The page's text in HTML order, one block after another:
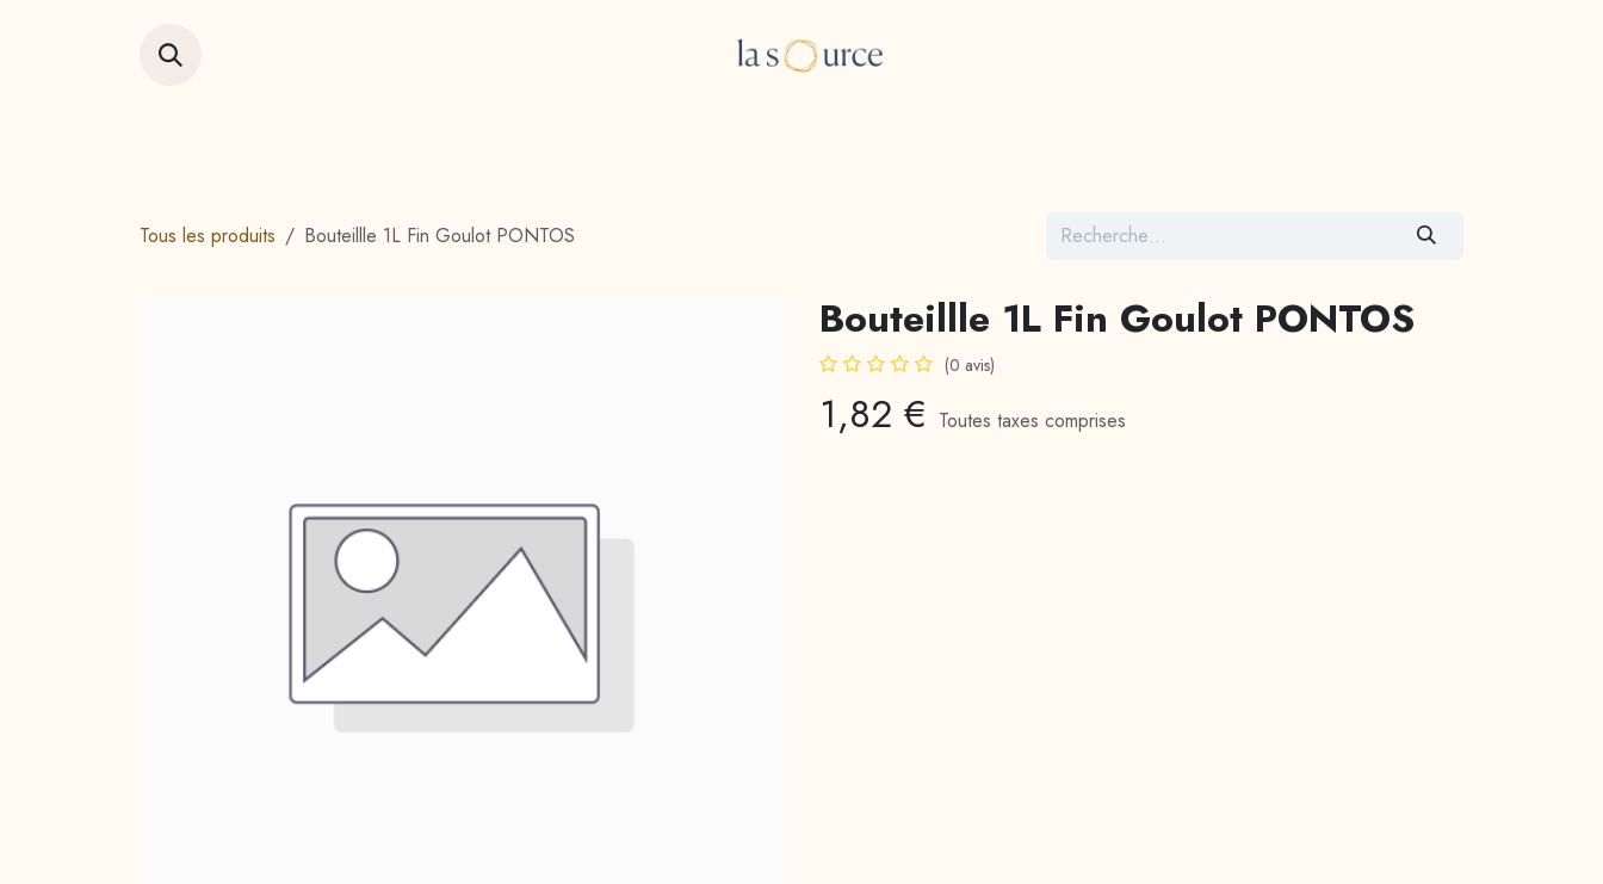
Tous les produits Bouteillle 1L Fin Goulot PONTOS
Bouteillle 1L Fin Goulot PONTOS
(0 avis)
1,82 € Toutes taxes comprises